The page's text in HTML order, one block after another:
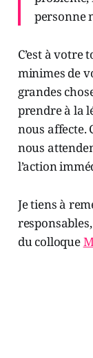
personne
C’est à votre
minimes de
grandes
prendre à la
nous affecte.
nous
l’action
Je tiens à
du colloque